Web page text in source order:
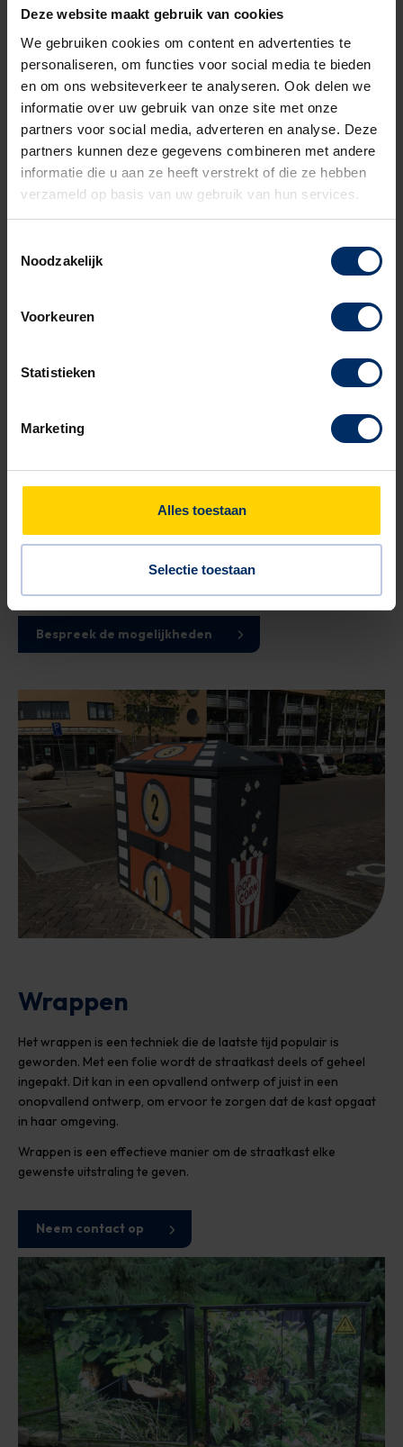
Deze website maakt gebruik van cookies
We gebruiken cookies om content en advertenties te
personaliseren, om functies voor social media te bieden
en om ons websiteverkeer te analyseren. Ook delen we
informatie over uw gebruik van onze site met onze
partners voor social media, adverteren en analyse. Deze
partners kunnen deze gegevens combineren met andere
informatie die u aan ze heeft verstrekt of die ze hebben
verzameld op basis van uw gebruik van hun services.
Noodzakelijk
Voorkeuren
Statistieken
Marketing
Alles toestaan
Selectie toestaan
Contact opnemen
Als de straatkast niet gecombineerd of geïntegreerd kan
Bijvoorbeeld door twee straatkasten ruggelings te plaatsen en
te voorzien van een afwijkend dak.
Dit in combinatie met een fraaie beschildering maakt dat de
fungeert als blikvanger in de openbare ruimte.
Bespreek de mogelijkheden
Wrappen
Het wrappen is een techniek die de laatste tijd populair is
geworden. Met een folie wordt de straatkast deels of geheel
ingepakt. Dit kan in een opvallend ontwerp of juist in een
onopvallend ontwerp, om ervoor te zorgen dat de kast opgaat
in haar omgeving.
Wrappen is een effectieve manier om de straatkast elke
gewenste uitstraling te geven.
Neem contact op